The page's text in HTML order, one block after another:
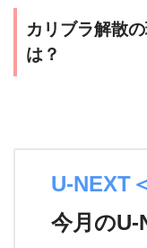
カリブラ解散
は？
U-NEXT
今月のU-